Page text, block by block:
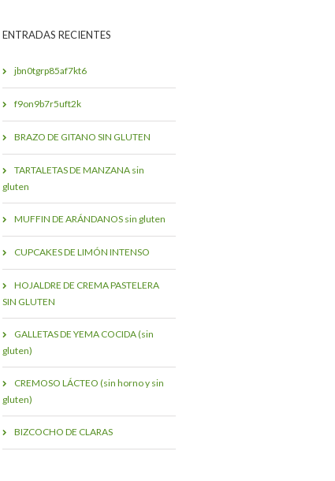
ENTRADAS RECIENTES
jbn0tgrp85af7kt6
f9on9b7r5uft2k
BRAZO DE GITANO SIN GLUTEN
TARTALETAS DE MANZANA sin
gluten
MUFFIN DE ARÁNDANOS sin gluten
CUPCAKES DE LIMÓN INTENSO
HOJALDRE DE CREMA PASTELERA
SIN GLUTEN
GALLETAS DE YEMA COCIDA (sin
gluten)
CREMOSO LÁCTEO (sin horno y sin
gluten)
BIZCOCHO DE CLARAS